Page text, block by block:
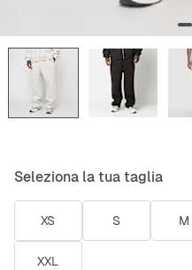
Seleziona la tua taglia
XS S M
XXL